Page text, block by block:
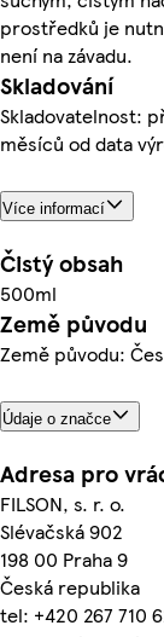
prostředků je
není na závadu.
Skladování
Skladovatelnost:
měsíců od data
Více informací
Čistý obsah
500ml
Země původu
Země původu:
Údaje o značce
Adresa pro
FILSON, s. r. o.
Slévačská 902
198 00 Praha 9
Česká republika
tel: +420 267 710